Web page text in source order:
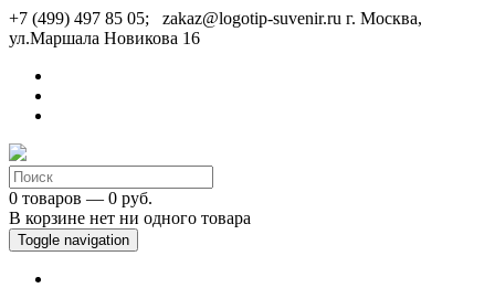
+7 (499) 497 85 05; zakaz@logotip-suvenir.ru г. Москва,
ул.Маршала Новикова 16
0 товаров — 0 руб.
В корзине нет ни одного товара
Toggle navigation